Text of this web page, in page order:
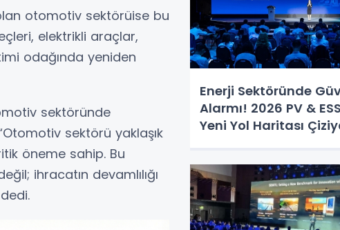
otomotiv sektörüise bu
elektrikli araçlar,
odağında yeniden
sektöründe
sektörü yaklaşık
öneme sahip. Bu
ihracatın devamlılığı
Enerji Sektöründe
Alarmı! 2026 PV &
Yeni Yol Haritası